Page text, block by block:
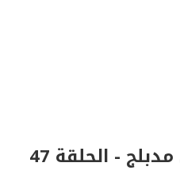
- الحلقة 47